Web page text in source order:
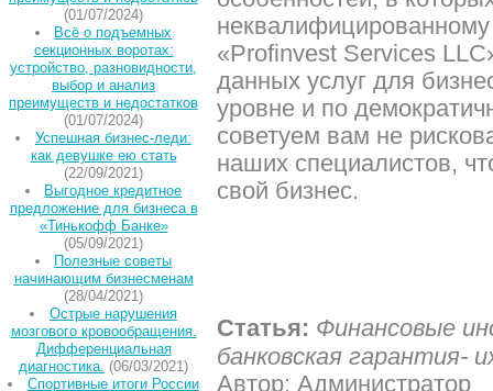
(01/07/2024)
Всё о подъемных
секционных воротах:
устройство, разновидности,
выбор и анализ
преимуществ и недостатков
(01/07/2024)
Успешная бизнес-леди:
как девушке ею стать
(22/09/2021)
Выгодное кредитное
предложение для бизнеса в
«Тинькофф Банке»
(05/09/2021)
Полезные советы
начинающим бизнесменам
(28/04/2021)
Острые нарушения
мозгового кровообращения.
Дифференциальная
диагностика. (06/03/2021)
Спортивные итоги России
«Profinvest Services
данных услуг для
уровне и по
советуем вам не
наших специалистов,
свой бизнес.
Статья: Финансовые
банковская гарантия-
Автор: Администратор